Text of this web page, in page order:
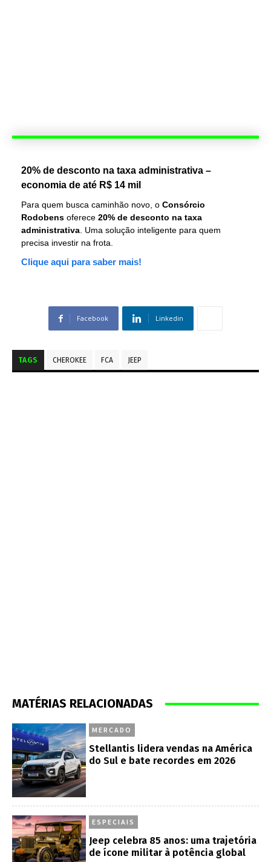
20% de desconto na taxa administrativa –
economia de até R$ 14 mil
Para quem busca caminhão novo, o Consórcio
Rodobens oferece 20% de desconto na taxa
administrativa . Uma solução inteligente para quem
precisa investir na frota.
Clique aqui para saber mais!
Facebook Linkedin
TAGS CHEROKEE FCA JEEP
MATÉRIAS RELACIONADAS
MERCADO
Stellantis lidera vendas na América
do Sul e bate recordes em 2026
ESPECIAIS
Jeep celebra 85 anos: uma trajetória
de ícone militar à potência global